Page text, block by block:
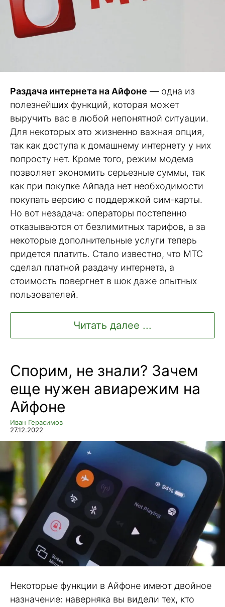
Раздача интернета на Айфоне — одна из
полезнейших функций, которая может
выручить вас в любой непонятной ситуации.
Для некоторых это жизненно важная опция,
так как доступа к домашнему интернету у них
попросту нет. Кроме того, режим модема
позволяет экономить серьезные суммы, так
как при покупке Айпада нет необходимости
покупать версию с поддержкой сим-карты.
Но вот незадача: операторы постепенно
отказываются от безлимитных тарифов, а за
некоторые дополнительные услуги теперь
придется платить. Стало известно, что МТС
сделал платной раздачу интернета, а
стоимость повергнет в шок даже опытных
пользователей.
Читать далее ...
Спорим, не знали? Зачем
еще нужен авиарежим на
Айфоне
Иван Герасимов
27.12.2022
Некоторые функции в Айфоне имеют двойное
назначение: наверняка вы видели тех, кто